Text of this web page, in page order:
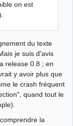
on est
du texte
je suis d'avis
release 0.8 ; en
y avoir plus que
le crash fréquent
quand tout le
la